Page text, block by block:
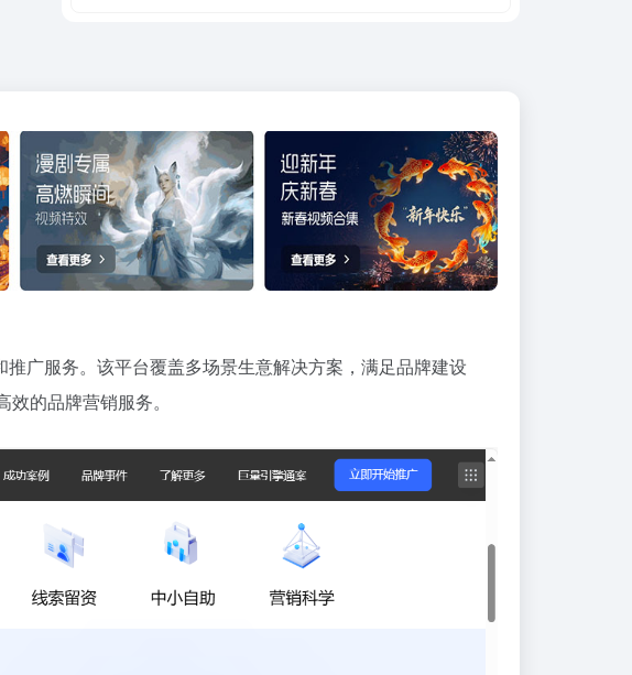
广服务。该平台覆盖多场景生意解决方案，满足品牌建设
的品牌营销服务。